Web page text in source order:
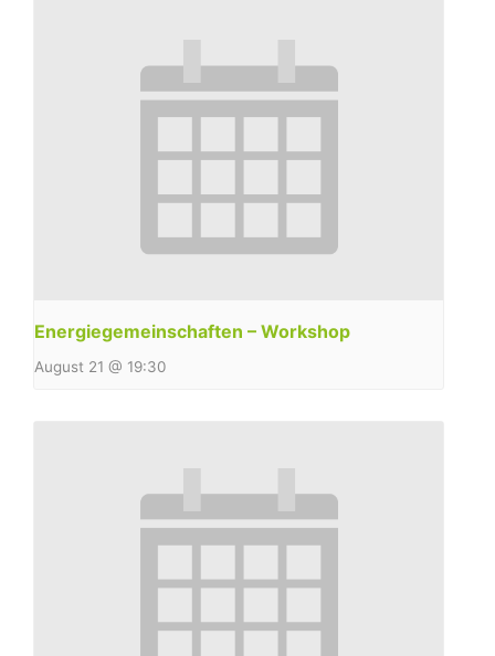
Energiegemeinschaften – Workshop
August 21 @ 19:30